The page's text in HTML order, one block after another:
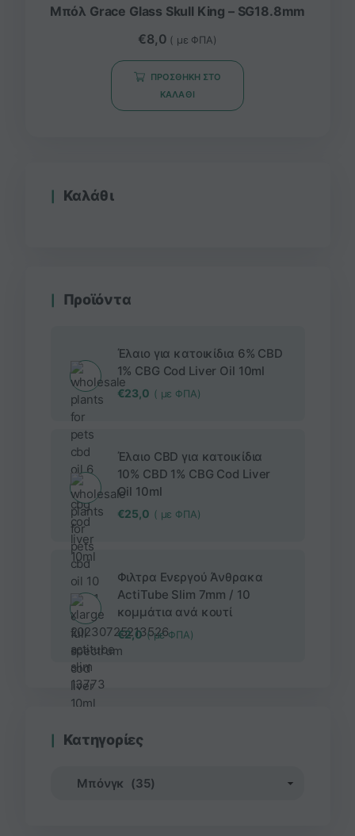
Μπόλ Grace Glass Skull King – SG18.8mm
€8,0 ( με ΦΠΑ)
ΠΡΟΣΘΉΚΗ ΣΤΟ
ΚΑΛΆΘΙ
Καλάθι
Προϊόντα
Έλαιο για κατοικίδια 6% CBD
1% CBG Cod Liver Oil 10ml
€23,0 ( με ΦΠΑ)
Έλαιο CBD για κατοικίδια
10% CBD 1% CBG Cod Liver
Oil 10ml
€25,0 ( με ΦΠΑ)
Φιλτρα Ενεργού Άνθρακα
ActiTube Slim 7mm / 10
κομμάτια ανά κουτί
€2,0 ( με ΦΠΑ)
Κατηγορίες